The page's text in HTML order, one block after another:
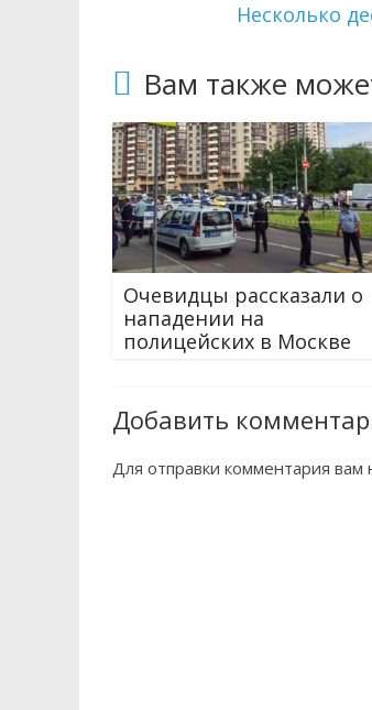
Несколько
Вам также
Очевидцы рассказали о
нападении на
полицейских в Москве
Добавить
Для отправки комментария